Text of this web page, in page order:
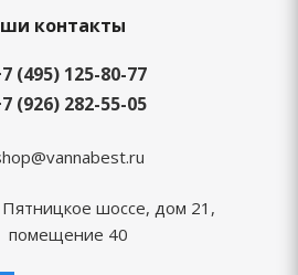
контакты
(495) 125-80-77
(926) 282-55-05
Пятницкое шоссе, дом 21,
помещение 40